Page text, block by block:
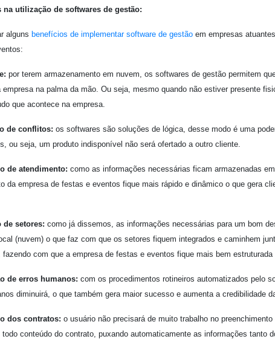
na utilização de softwares de gestão:
alguns benefícios de implementar software de gestão em empresas
por terem armazenamento em nuvem, os softwares de gestão permitem
empresa na palma da mão. Ou seja, mesmo quando não estiver presente
que acontece na empresa.
de conflitos: os softwares são soluções de lógica, desse modo é uma
ou seja, um produto indisponível não será ofertado a outro cliente.
de atendimento: como as informações necessárias ficam armazenadas
da empresa de festas e eventos fique mais rápido e dinâmico o que gera
de setores: como já dissemos, as informações necessárias para um bom
(nuvem) o que faz com que os setores fiquem integrados e caminhem
fazendo com que a empresa de festas e eventos fique mais bem
de erros humanos: com os procedimentos rotineiros automatizados pelo
diminuirá, o que também gera maior sucesso e aumenta a credibilidade
dos contratos: o usuário não precisará de muito trabalho no
todo conteúdo do contrato, puxando automaticamente as informações tanto